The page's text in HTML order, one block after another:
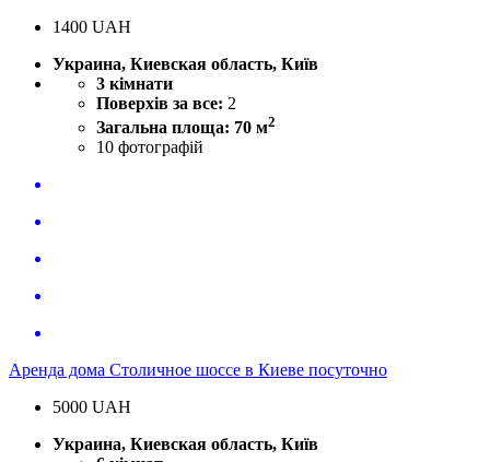
1400 UAH
Украина, Киевская область, Київ
3 кімнати
Поверхів за все: 2
Загальна площа: 70 м2
10 фотографій
Аренда дома Столичное шоссе в Киеве посуточно
5000 UAH
Украина, Киевская область, Київ